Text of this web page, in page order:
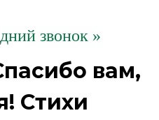
звонок »
вам,
Стихи